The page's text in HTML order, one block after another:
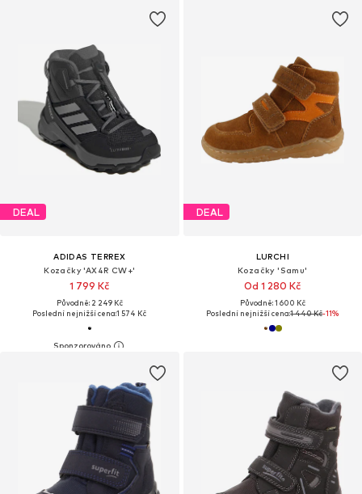
DEAL
ADIDAS TERREX
Kozačky 'AX4R CW+'
1 799 Kč
Původně: 2 249 Kč
Poslední nejnižší cena:1 574 Kč
DEAL
LURCHI
Kozačky 'Samu'
Od 1 280 Kč
Původně: 1 600 Kč
Poslední nejnižší cena:1 440 Kč-11%